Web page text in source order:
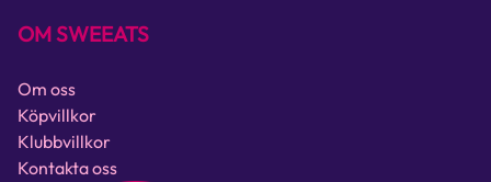
OM SWEEATS
Om oss
Köpvillkor
Klubbvillkor
Kontakta oss